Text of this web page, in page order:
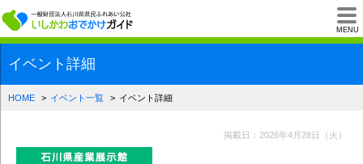
MENU
一般財団法人石川
イベント詳細
HOME イベント一覧 イベント詳細
掲載日：2026年4月28日（火）